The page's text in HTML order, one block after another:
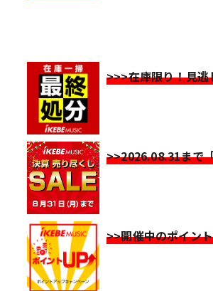
>>>在庫限り！見逃
>>2026.08.31まで
>>開催中のポイン